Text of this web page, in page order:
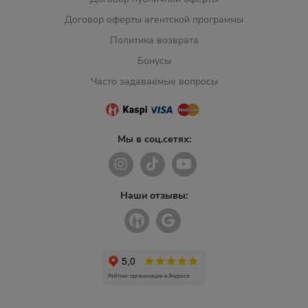
Договор оферты агентской программы
Политика возврата
Бонусы
Часто задаваемые вопросы
Мы в соц.сетях:
Наши отзывы: